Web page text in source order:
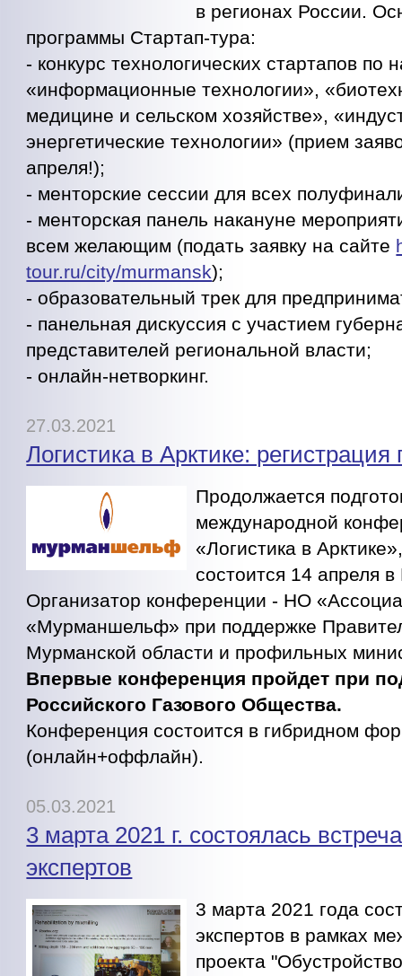
в регионах России.
программы Стартап-тура:
- конкурс технологических стартапов по
«информационные технологии»,
медицине и сельском хозяйстве»,
энергетические технологии» (прием
апреля!);
- менторские сессии для всех
- менторская панель накануне
всем желающим (подать заявку на сайте
tour.ru/city/murmansk);
- образовательный трек для
- панельная дискуссия с участием
представителей региональной власти;
- онлайн-нетворкинг.
27.03.2021
Логистика в Арктике:
Продолжается
международной
«Логистика в
состоится 14 апреля
Организатор конференции - НО
«Мурманшельф» при поддержке
Мурманской области и профильных
Впервые конференция пройдет при
Российского Газового Общества.
Конференция состоится в гибридном
(онлайн+оффлайн).
05.03.2021
3 марта 2021 г. состоялась
экспертов
3 марта 2021 года
экспертов в рамках
проекта